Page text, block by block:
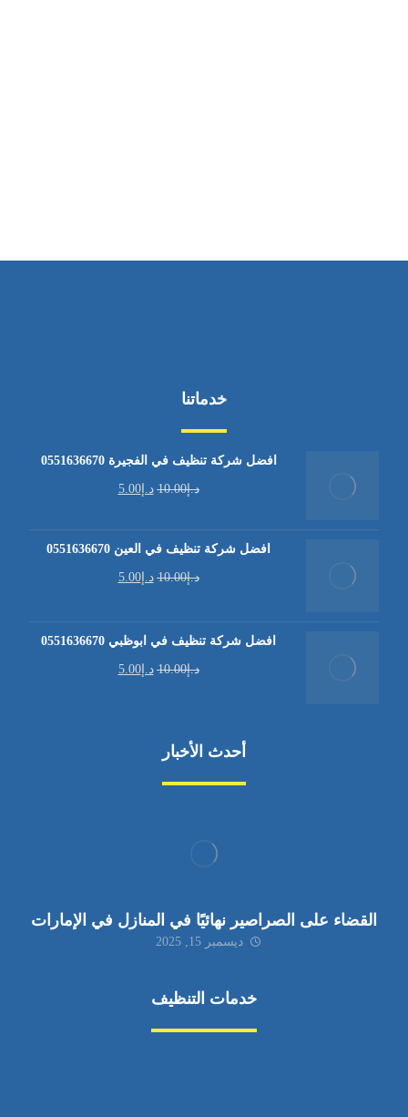
خدماتنا
افضل شركة تنظيف في الفجيرة 0551636670
د.إ10.00 د.إ5.00
افضل شركة تنظيف في العين 0551636670
د.إ10.00 د.إ5.00
افضل شركة تنظيف في ابوظبي 0551636670
د.إ10.00 د.إ5.00
أحدث الأخبار
القضاء على الصراصير نهائيًا في المنازل في الإمارات
ديسمبر 15, 2025
خدمات التنظيف